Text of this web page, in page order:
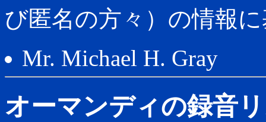
び匿名の方々）の情報
Mr. Michael H. Gray
オーマンディの録音